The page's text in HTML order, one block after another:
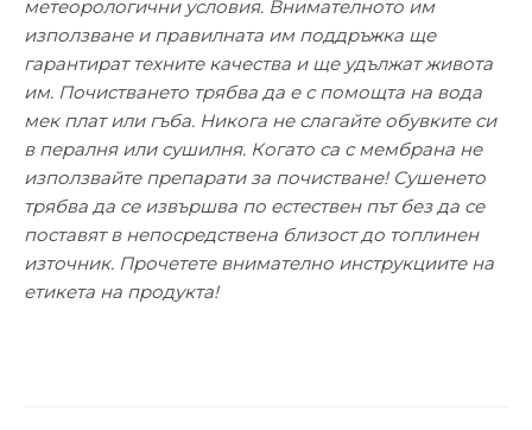
метеорологични условия. Внимателното им
използване и правилната им поддръжка ще
гарантират техните качества и ще удължат живота
им. Почистването трябва да е с помощта на вода
мек плат или гъба. Никога не слагайте обувките си
в пералня или сушилня. Когато са с мембрана не
използвайте препарати за почистване! Сушенето
трябва да се извършва по естествен път без да се
поставят в непосредствена близост до топлинен
източник. Прочетете внимателно инструкциите на
етикета на продукта!